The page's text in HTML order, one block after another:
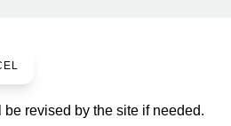
revised by the site if needed.